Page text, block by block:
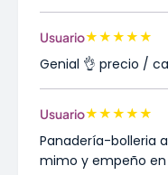
Usuario★★★★★
Genial 👌 precio /
Usuario★★★★★
Panadería-bolleria
mimo y empeño en